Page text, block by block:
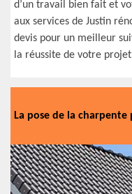
d’un travail bien fait et
aux services de Justin
devis pour un meilleur
la réussite de votre
La pose de la